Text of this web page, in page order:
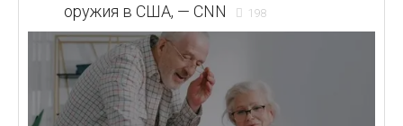
оружия в США, — CNN
198